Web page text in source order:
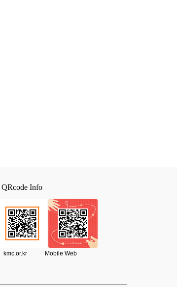
QRcode Info
kmc.or.kr Mobile Web